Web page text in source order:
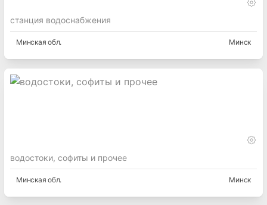
станция водоснабжения
Минская обл. Минск
водостоки, софиты и прочее
Минская обл. Минск